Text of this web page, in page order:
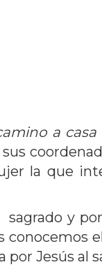
a casa
la que
y
conocemos
Jesús al